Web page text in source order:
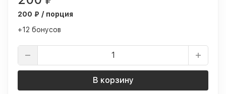
200 ₽ / порция
+12 бонусов
В корзину